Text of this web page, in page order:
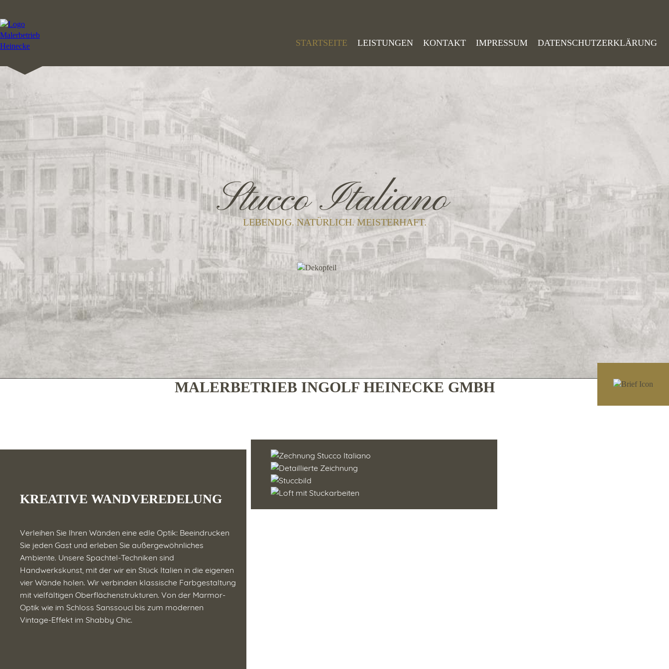
STARTSEITE LEISTUNGEN KONTAKT IMPRESSUM DATENSCHUTZERKLÄRUNG
Stucco Italiano
LEBENDIG. NATÜRLICH. MEISTERHAFT.
MALERBETRIEB INGOLF HEINECKE GMBH
KREATIVE WANDVEREDELUNG
Verleihen Sie Ihren Wänden eine edle Optik: Beeindrucken
Sie jeden Gast und erleben Sie außergewöhnliches
Ambiente. Unsere Spachtel-Techniken sind
Handwerkskunst, mit der wir ein Stück Italien in die eigenen
vier Wände holen. Wir verbinden klassische Farbgestaltung
mit vielfältigen Oberflächenstrukturen. Von der Marmor-
Optik wie im Schloss Sanssouci bis zum modernen
Vintage-Effekt im Shabby Chic.